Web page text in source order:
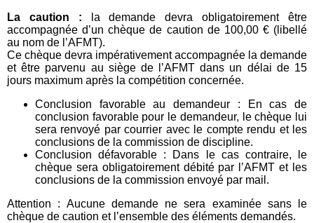
La caution : la demande devra obligatoirement être
accompagnée d’un chèque de caution de 100,00 € (libellé
au nom de l’AFMT).
Ce chèque devra impérativement accompagnée la demande
et être parvenu au siège de l’AFMT dans un délai de 15
jours maximum après la compétition concernée.
Conclusion favorable au demandeur : En cas de
conclusion favorable pour le demandeur, le chèque lui
sera renvoyé par courrier avec le compte rendu et les
conclusions de la commission de discipline.
Conclusion défavorable : Dans le cas contraire, le
chèque sera obligatoirement débité par l’AFMT et les
conclusions de la commission envoyé par mail.
Attention : Aucune demande ne sera examinée sans le
chèque de caution et l’ensemble des éléments demandés.